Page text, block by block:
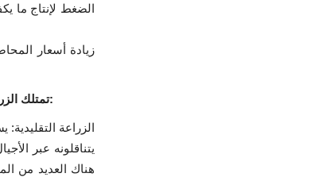
الضغط لإنتاج ما
زيادة أسعار
تمتلك الزراعة في تنزانيا العديد من الأمور الثقافية المتعلقة بالعادات والتقاليد المحلية، وتتمثل بعض هذه الأمور في:
الزراعة
يتناقلونه عبر
هناك العديد من